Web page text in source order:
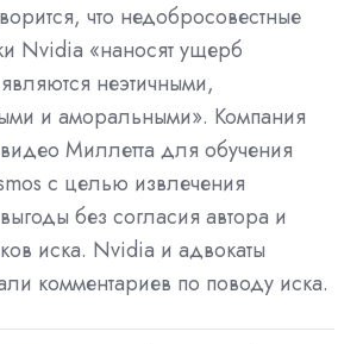
что недобросовестные
Nvidia «наносят ущерб
неэтичными,
и аморальными». Компания
Миллетта для обучения
с целью извлечения
без согласия автора и
иска. Nvidia и адвокаты
комментариев по поводу иска.